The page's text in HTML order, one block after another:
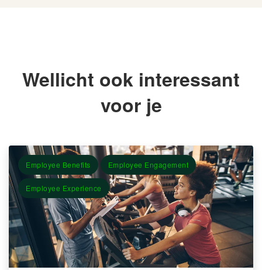
Wellicht ook interessant
voor je
Employee Benefits Employee Engagement
Employee Experience